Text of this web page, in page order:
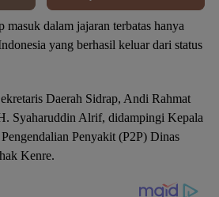
dalam jajaran terbatas hanya
yang berhasil keluar dari status
Daerah Sidrap, Andi Rahmat
Syaharuddin Alrif, didampingi Kepala
Penyakit (P2P) Dinas
Kenre.